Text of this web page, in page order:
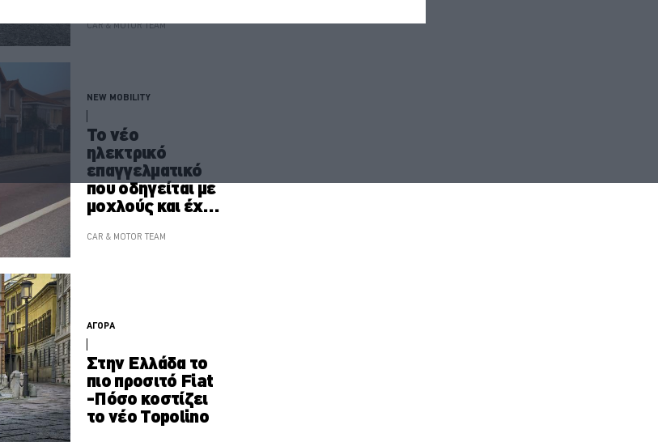
CAR & MOTOR TEAM
NEW MOBILITY
Το νέο
ηλεκτρικό
επαγγελματικό
που οδηγείται με
μοχλούς και έχει
CAR & MOTOR TEAM
ΑΓΟΡΑ
Στην Ελλάδα το
πιο προσιτό Fiat
-Πόσο κοστίζει
το νέο Topolino